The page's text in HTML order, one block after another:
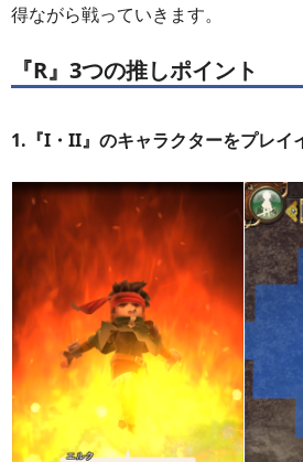
得ながら戦っていきます。
『R』3つの推しポイント
1.『I・II』のキャラクターをプレイ